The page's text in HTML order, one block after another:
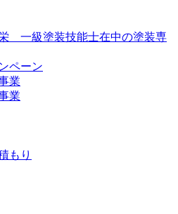
一級塗装技能士在中の塗装専
ペーン
業
業
もり